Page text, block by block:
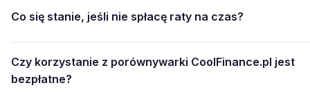
Co się stanie, jeśli nie spłacę raty na czas?
Czy korzystanie z porównywarki CoolFinance.pl jest
bezpłatne?